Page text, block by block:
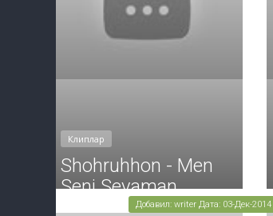
Клиплар
Shohruhhon - Men
Seni Sevaman
Добавил: writer Дата: 03-Дек-2014